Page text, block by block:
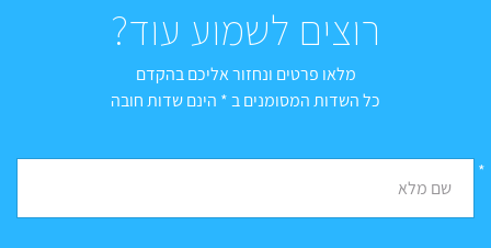
רוצים לשמוע עוד?
מלאו פרטים ונחזור אליכם בהקדם
כל השדות המסומנים ב * הינם שדות חובה
שם מלא
*